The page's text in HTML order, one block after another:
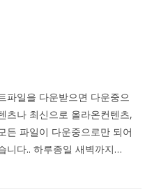
파일을 다운받으면 다운중으
츠나 최신으로 올라온컨텐츠,
든 파일이 다운중으로만 되어
니다.. 하루종일 새벽까지…